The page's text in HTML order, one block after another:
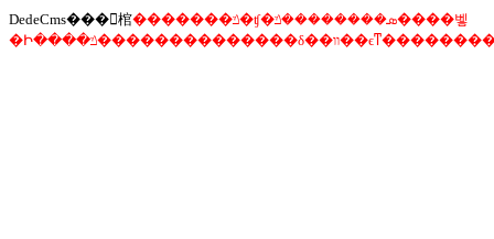
DedeCms���󾯸棺�������ݿ�ʧ�ܣ��������ݿ����벻